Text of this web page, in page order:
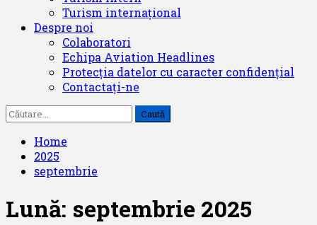
Turism internațional
Despre noi
Colaboratori
Echipa Aviation Headlines
Protecția datelor cu caracter confidențial
Contactați-ne
Caută
după:
Home
2025
septembrie
Lună: septembrie 2025